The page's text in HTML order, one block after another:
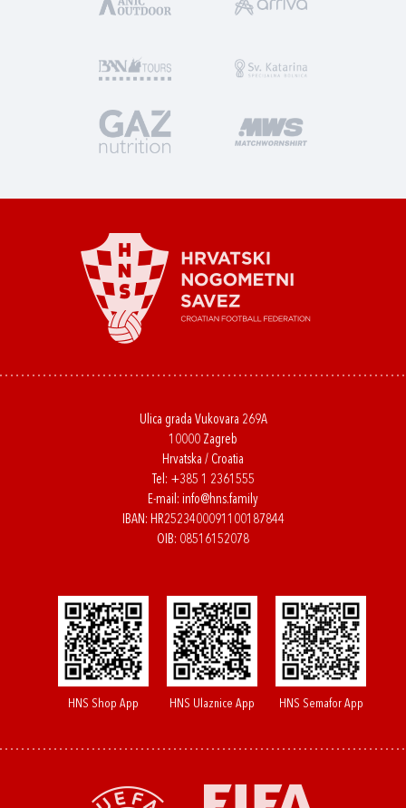
Ulica grada Vukovara 269A
10000 Zagreb
Hrvatska / Croatia
Tel: +385 1 2361555
E-mail: info@hns.family
IBAN: HR2523400091100187844
OIB: 08516152078
HNS Shop App HNS Ulaznice App HNS Semafor App